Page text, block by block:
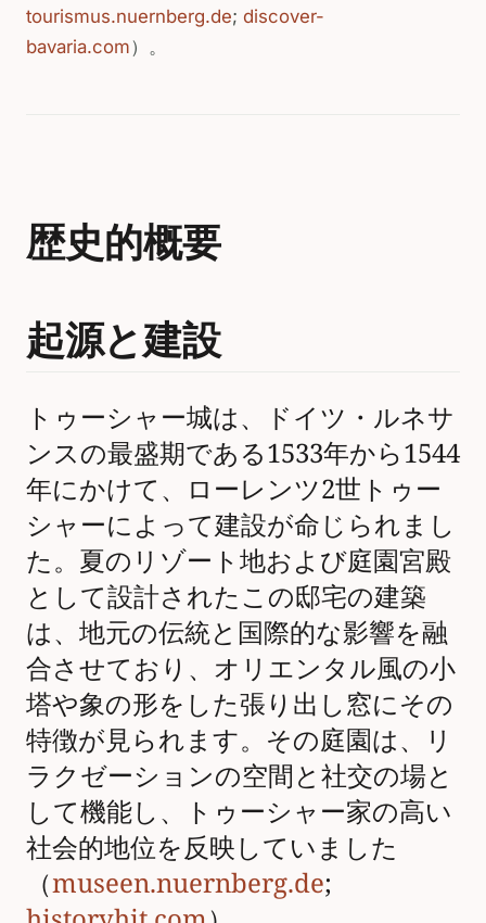
tourismus.nuernberg.de; discover-
bavaria.com）。
歴史的概要
起源と建設
トゥーシャー城は、ドイツ・ルネサ
ンスの最盛期である1533年から1544
年にかけて、ローレンツ2世トゥー
シャーによって建設が命じられまし
た。夏のリゾート地および庭園宮殿
として設計されたこの邸宅の建築
は、地元​​の伝統と国際的な影響を融
合させており、オリエンタル風の小
塔や象の形をした張り出し窓にその
特徴が見られます。その庭園は、リ
ラクゼーションの空間と社交の場と
して機能し、トゥーシャー家の高い
社会的地位を反映していました
（museen.nuernberg.de;